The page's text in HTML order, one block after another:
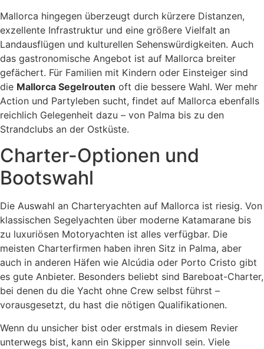
Mallorca hingegen überzeugt durch kürzere Distanzen,
exzellente Infrastruktur und eine größere Vielfalt an
Landausflügen und kulturellen Sehenswürdigkeiten. Auch
das gastronomische Angebot ist auf Mallorca breiter
gefächert. Für Familien mit Kindern oder Einsteiger sind
die Mallorca Segelrouten oft die bessere Wahl. Wer mehr
Action und Partyleben sucht, findet auf Mallorca ebenfalls
reichlich Gelegenheit dazu – von Palma bis zu den
Strandclubs an der Ostküste.
Charter-Optionen und
Bootswahl
Die Auswahl an Charteryachten auf Mallorca ist riesig. Von
klassischen Segelyachten über moderne Katamarane bis
zu luxuriösen Motoryachten ist alles verfügbar. Die
meisten Charterfirmen haben ihren Sitz in Palma, aber
auch in anderen Häfen wie Alcúdia oder Porto Cristo gibt
es gute Anbieter. Besonders beliebt sind Bareboat-Charter,
bei denen du die Yacht ohne Crew selbst führst –
vorausgesetzt, du hast die nötigen Qualifikationen.
Wenn du unsicher bist oder erstmals in diesem Revier
unterwegs bist, kann ein Skipper sinnvoll sein. Viele